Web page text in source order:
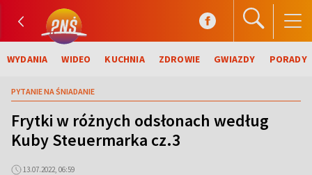
WYDANIA WIDEO KUCHNIA ZDROWIE GWIAZDY PORADY
PYTANIE NA ŚNIADANIE
Frytki w różnych odsłonach według
Kuby Steuermarka cz.3
13.07.2022, 06:59